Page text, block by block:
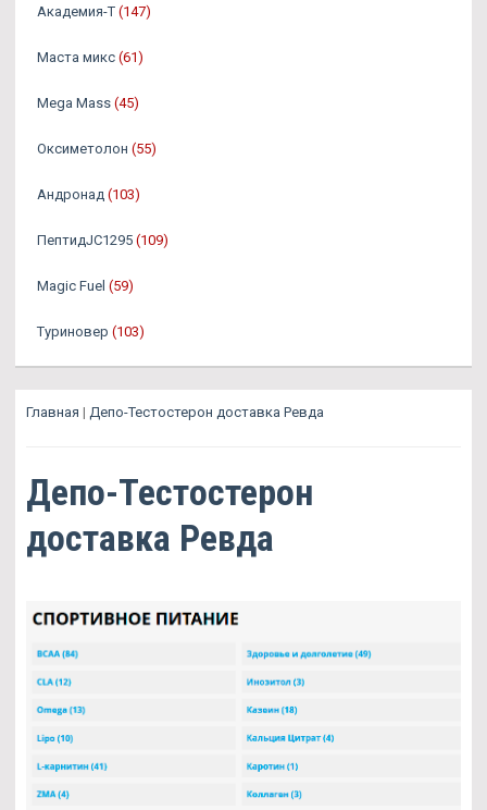
Академия-Т (147)
Маста микс (61)
Mega Mass (45)
Оксиметолон (55)
Андронад (103)
ПептидJC1295 (109)
Magic Fuel (59)
Туриновер (103)
Главная | Депо-Тестостерон доставка Ревда
Депо-Тестостерон
доставка Ревда